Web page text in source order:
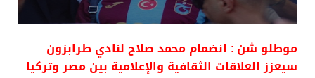
موطلو شن : انضمام محمد صلاح لنادي طرابزون
سيعزز العلاقات الثقافية والإعلامية بين مصر وتركيا